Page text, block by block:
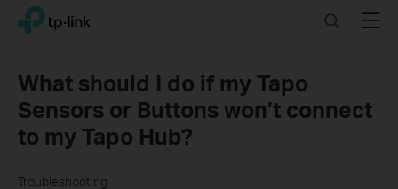
Click
navigation
TP-Link, Reliably Smart SearchMenu
What should I do if my Tapo
Sensors or Buttons won’t connect
to my Tapo Hub?
Troubleshooting